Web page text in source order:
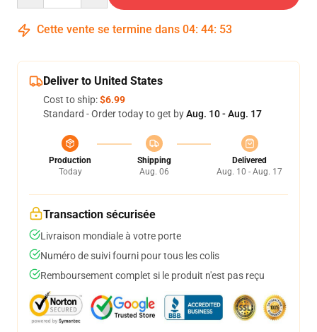
Cette vente se termine dans 04: 44: 53
Deliver to United States
Cost to ship:$6.99
Standard - Order today to get byAug. 10 - Aug. 17
Production
Today
Shipping
Aug. 06
Delivered
Aug. 10 - Aug. 17
Transaction sécurisée
Livraison mondiale à votre porte
Numéro de suivi fourni pour tous les colis
Remboursement complet si le produit n'est pas reçu